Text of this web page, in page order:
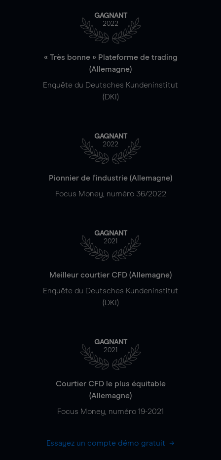
GAGNANT
2022
« Très bonne » Plateforme de trading
(Allemagne)
Enquête du Deutsches Kundeninstitut
(DKI)
GAGNANT
2022
Pionnier de l'industrie (Allemagne)
Focus Money, numéro 36/2022
GAGNANT
2021
Meilleur courtier CFD (Allemagne)
Enquête du Deutsches Kundeninstitut
(DKI)
GAGNANT
2021
Courtier CFD le plus équitable
(Allemagne)
Focus Money, numéro 19-2021
Essayez un compte démo gratuit